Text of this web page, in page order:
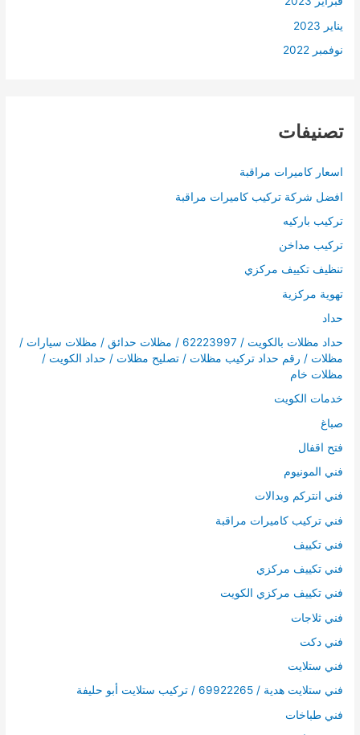
يناير 2023
نوفمبر 2022
تصنيفات
اسعار كاميرات مراقبة
افضل شركة تركيب كاميرات مراقبة
تركيب باركيه
تركيب مداخن
تنظيف تكييف مركزي
تهوية مركزية
حداد
حداد مظلات بالكويت / 62223997 / مظلات حدائق / مظلات سيارات /
مظلات / رقم حداد تركيب مظلات / تصليح مظلات / حداد الكويت /
مظلات خام
خدمات الكويت
صباغ
فتح اقفال
فني المونيوم
فني انتركم وبدالات
فني تركيب كاميرات مراقبة
فني تكييف
فني تكييف مركزي
فني تكييف مركزي الكويت
فني ثلاجات
فني دكت
فني ستلايت
فني ستلايت هدية / 69922265 / تركيب ستلايت أبو حليفة
فني طباخات